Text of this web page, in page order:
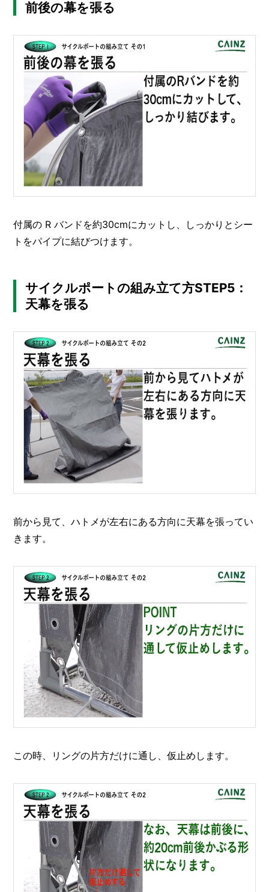
前後の幕を張る
付属の R バンドを約30cmにカットし、しっかりとシー
トをパイプに結びつけます。
サイクルポートの組み立て方STEP5：
天幕を張る
前から見て、ハトメが左右にある方向に天幕を張ってい
きます。
この時、リングの片方だけに通し、仮止めします。